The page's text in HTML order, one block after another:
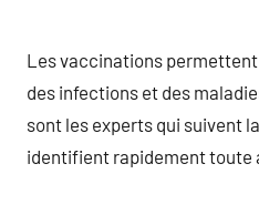
Les vaccinations
des infections et des
sont les experts qui suivent
identifient rapidement toute